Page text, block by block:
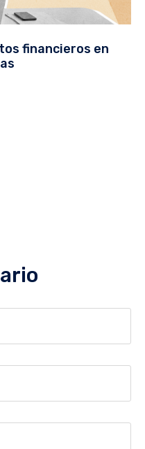
financieros en